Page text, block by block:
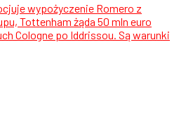
wypożyczenie Romero z
Tottenham żąda 50 mln euro
Cologne po Iddrissou. Są warunki